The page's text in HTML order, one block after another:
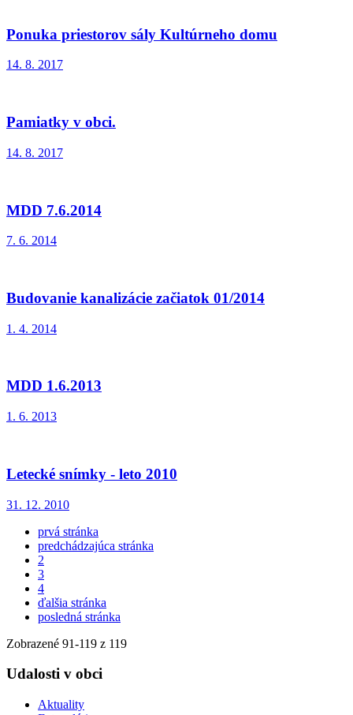
Ponuka priestorov sály Kultúrneho domu
14. 8. 2017
Pamiatky v obci.
14. 8. 2017
MDD 7.6.2014
7. 6. 2014
Budovanie kanalizácie začiatok 01/2014
1. 4. 2014
MDD 1.6.2013
1. 6. 2013
Letecké snímky - leto 2010
31. 12. 2010
prvá stránka
predchádzajúca stránka
2
3
4
ďalšia stránka
posledná stránka
Zobrazené 91-119 z 119
Udalosti v obci
Aktuality